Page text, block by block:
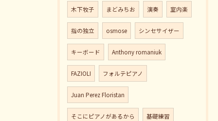
木下牧子 まどみちお 演奏 室内楽
指の独立 osmose シンセサイザー
キーボード Anthony romaniuk
FAZIOLI フォルテピアノ
Juan Perez Floristan
そこにピアノがあるから 基礎練習